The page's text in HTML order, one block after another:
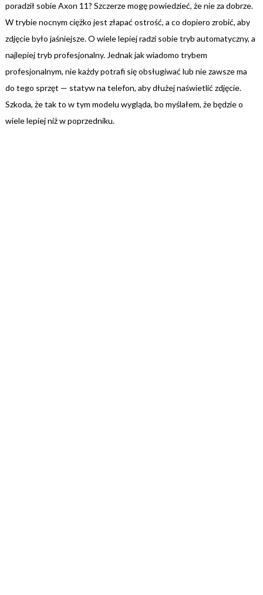
poradził sobie Axon 11? Szczerze mogę powiedzieć, że nie za dobrze.
W trybie nocnym ciężko jest złapać ostrość, a co dopiero zrobić, aby
zdjęcie było jaśniejsze. O wiele lepiej radzi sobie tryb automatyczny, a
najlepiej tryb profesjonalny. Jednak jak wiadomo trybem
profesjonalnym, nie każdy potrafi się obsługiwać lub nie zawsze ma
do tego sprzęt — statyw na telefon, aby dłużej naświetlić zdjęcie.
Szkoda, że tak to w tym modelu wygląda, bo myślałem, że będzie o
wiele lepiej niż w poprzedniku.